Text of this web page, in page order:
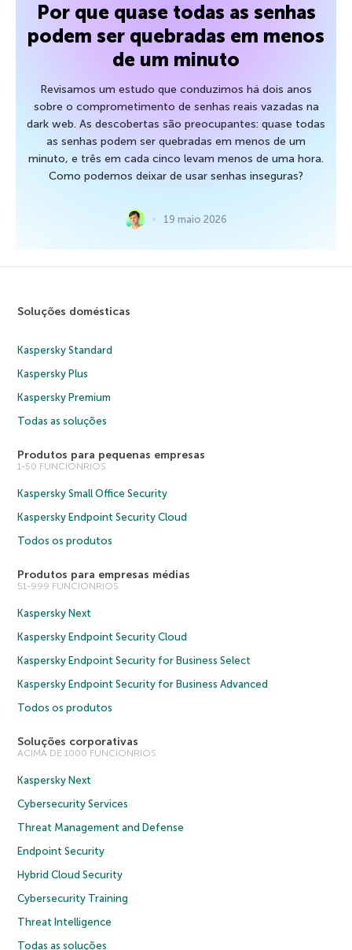
Por que quase todas as senhas
podem ser quebradas em menos
de um minuto
Revisamos um estudo que conduzimos há dois anos
sobre o comprometimento de senhas reais vazadas na
dark web. As descobertas são preocupantes: quase todas
as senhas podem ser quebradas em menos de um
minuto, e três em cada cinco levam menos de uma hora.
Como podemos deixar de usar senhas inseguras?
19 maio 2026
Soluções domésticas
Kaspersky Standard
Kaspersky Plus
Kaspersky Premium
Todas as soluções
Produtos para pequenas empresas
1-50 FUNCIONRIOS
Kaspersky Small Office Security
Kaspersky Endpoint Security Cloud
Todos os produtos
Produtos para empresas médias
51-999 FUNCIONRIOS
Kaspersky Next
Kaspersky Endpoint Security Cloud
Kaspersky Endpoint Security for Business Select
Kaspersky Endpoint Security for Business Advanced
Todos os produtos
Soluções corporativas
ACIMA DE 1000 FUNCIONRIOS
Kaspersky Next
Cybersecurity Services
Threat Management and Defense
Endpoint Security
Hybrid Cloud Security
Cybersecurity Training
Threat Intelligence
Todas as soluções